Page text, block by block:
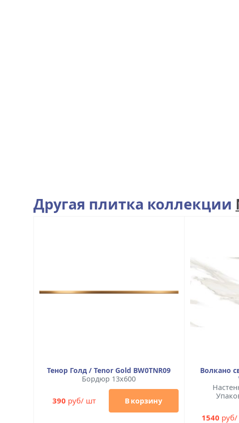
Другая плитка коллекции
Тенор Голд / Tenor Gold BW0TNR09
Бордюр 13x600
390 руб/ шт В корзину
Волкано
1540